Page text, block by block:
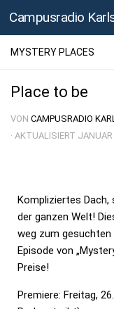
Skip to content
Campusradio
MYSTERY PLACES
Place to be
VON CAMPUSRADIO
· AKTUALISIERT
Kompliziertes Dach,
der ganzen Welt!
weg zum
Episode von
Preise!
Premiere: Freitag,